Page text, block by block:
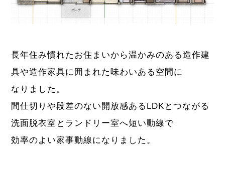
長年住み慣れたお住まいから温かみのある造作建
具や造作家具に囲まれた味わいある空間に
なりました。
間仕切りや段差のない開放感あるLDKとつながる
洗面脱衣室とランドリー室へ短い動線で
効率のよい家事動線になりました。